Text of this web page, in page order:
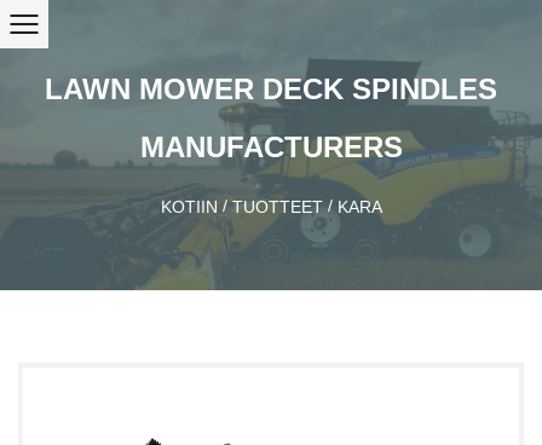
LAWN MOWER DECK SPINDLES
MANUFACTURERS
KOTIIN /TUOTTEET/ KARA